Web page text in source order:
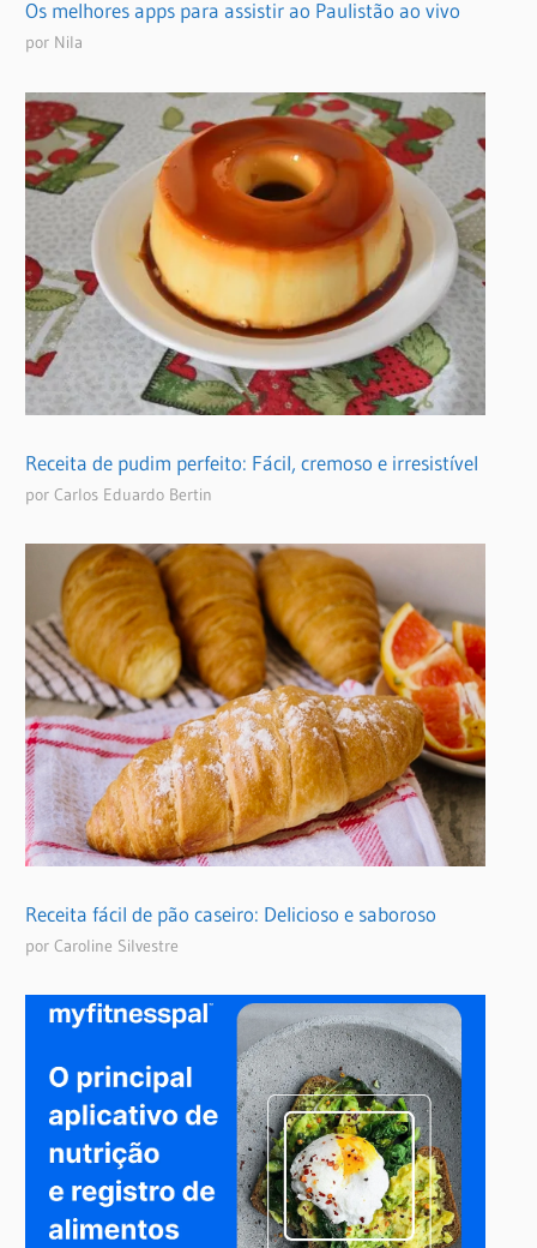
Os melhores apps para assistir ao Paulistão ao vivo
por Nila
Receita de pudim perfeito: Fácil, cremoso e irresistível
por Carlos Eduardo Bertin
Receita fácil de pão caseiro: Delicioso e saboroso
por Caroline Silvestre